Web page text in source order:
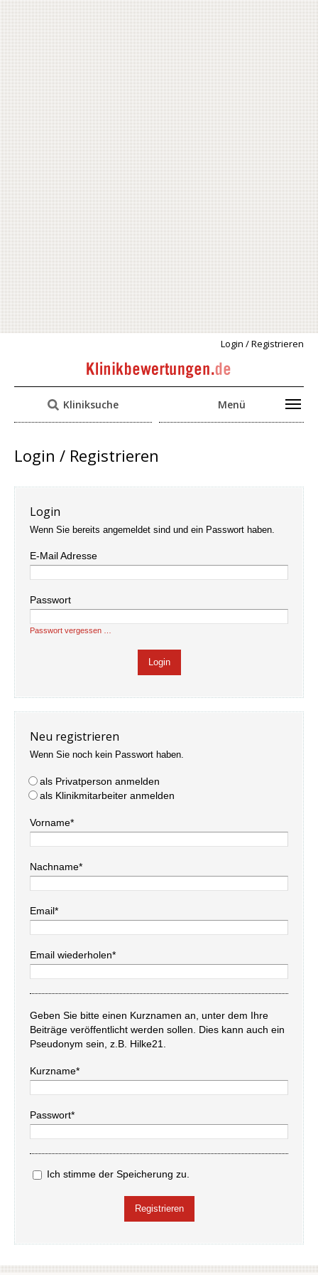
Login / Registrieren
Kliniksuche Menü
Login / Registrieren
Login
Wenn Sie bereits angemeldet sind und ein Passwort haben.
E-Mail Adresse
Passwort
Passwort vergessen …
Neu registrieren
Wenn Sie noch kein Passwort haben.
als Privatperson anmelden
als Klinikmitarbeiter anmelden
Vorname*
Nachname*
Email*
Email wiederholen*
Geben Sie bitte einen Kurznamen an, unter dem Ihre
Beiträge veröffentlicht werden sollen. Dies kann auch ein
Pseudonym sein, z.B. Hilke21.
Kurzname*
Passwort*
Ich stimme der Speicherung zu.